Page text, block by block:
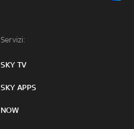
Servizi:
SKY TV
SKY APPS
NOW